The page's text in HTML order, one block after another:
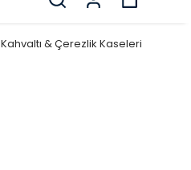
Kahvaltı & Çerezlik Kaseleri